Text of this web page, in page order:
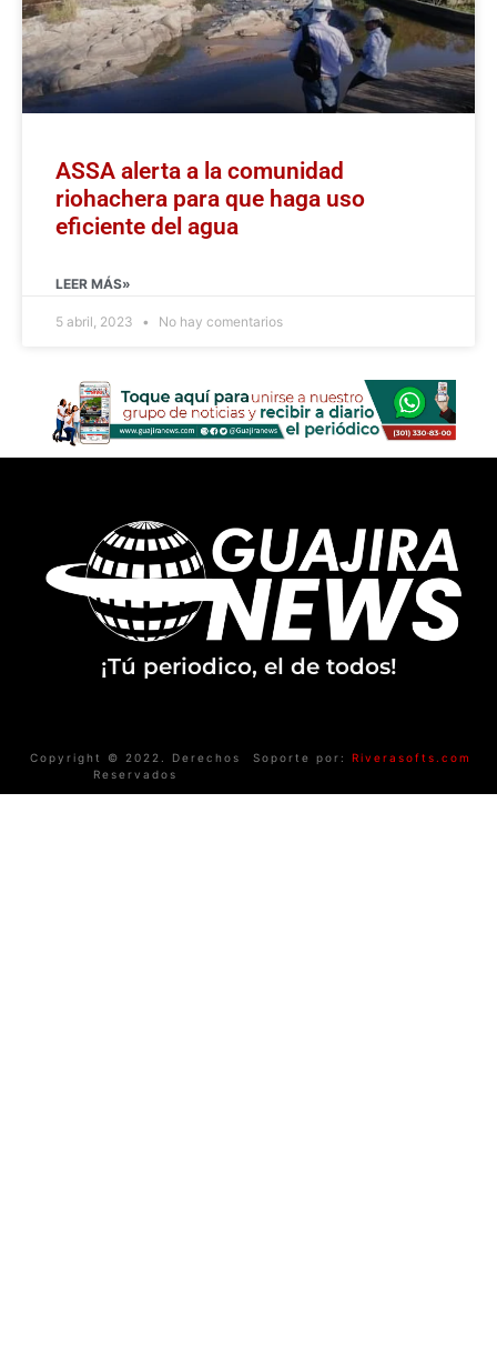
ASSA alerta a la comunidad
riohachera para que haga uso
eficiente del agua
LEER MÁS»
5 abril, 2023 No hay comentarios
¡Tú periodico, el de todos!
Copyright © 2022. Derechos
Reservados
Soporte por: Riverasofts.com